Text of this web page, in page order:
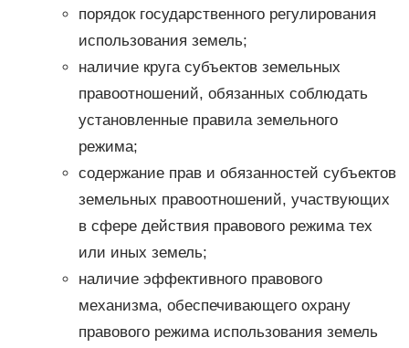
порядок государственного регулирования
использования земель;
наличие круга субъектов земельных
правоотношений, обязанных соблюдать
установленные правила земельного
режима;
содержание прав и обязанностей субъектов
земельных правоотношений, участвующих
в сфере действия правового режима тех
или иных земель;
наличие эффективного правового
механизма, обеспечивающего охрану
правового режима использования земель